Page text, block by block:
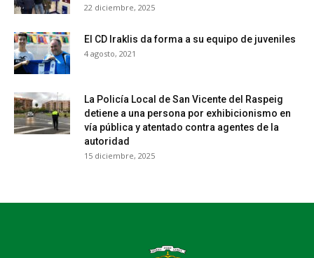
22 diciembre, 2025
El CD Iraklis da forma a su equipo de juveniles
4 agosto, 2021
La Policía Local de San Vicente del Raspeig
detiene a una persona por exhibicionismo en
vía pública y atentado contra agentes de la
autoridad
15 diciembre, 2025